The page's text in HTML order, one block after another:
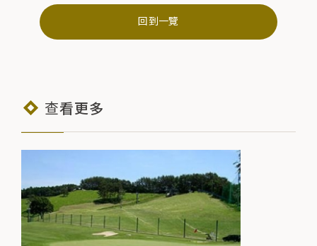
回到一覽
查看更多